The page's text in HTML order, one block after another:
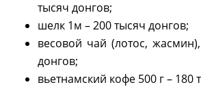
тысяч донгов;
шелк 1м – 200 тысяч донгов;
весовой чай (лотос,
донгов;
вьетнамский кофе 500 г – 180